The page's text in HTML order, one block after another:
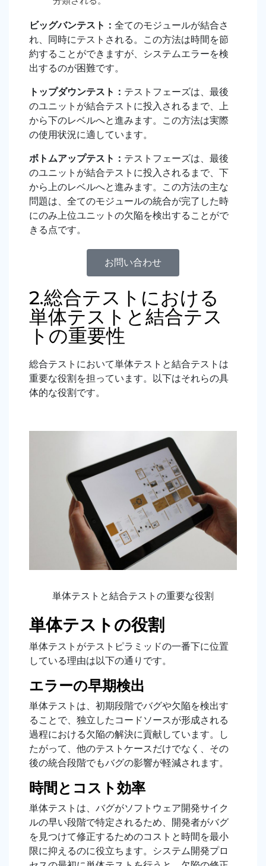
ビッグバンテスト： 全てのモジュールが結合さ
れ、同時にテストされる。この方法は時間を節
約することができますが、システムエラーを検
出するのが困難です。
トップダウンテスト： テストフェーズは、最後
のユニットが結合テストに投入されるまで、上
から下のレベルへと進みます。この方法は実際
の使用状況に適しています。
ボトムアップテスト： テストフェーズは、最後
のユニットが結合テストに投入されるまで、下
から上のレベルへと進みます。この方法の主な
問題は、全てのモジュールの統合が完了した時
にのみ上位ユニットの欠陥を検出することがで
きる点です。
お問い合わせ
2.総合テストにおける
単体テストと結合テス
トの重要性
総合テストにおいて単体テストと結合テストは
重要な役割を担っています。以下はそれらの具
体的な役割です。
単体テストと結合テストの重要な役割
単体テストの役割
単体テストがテストピラミッドの一番下に位置
している理由は以下の通りです。
エラーの早期検出
単体テストは、初期段階でバグや欠陥を検出す
ることで、独立したコードソースが形成される
過程における欠陥の解決に貢献しています。し
たがって、他のテストケースだけでなく、その
後の統合段階でもバグの影響が軽減されます。
時間とコスト効率
単体テストは、バグがソフトウェア開発サイク
ルの早い段階で特定されるため、開発者がバグ
を見つけて修正するためのコストと時間を最小
限に抑えるのに役立ちます。システム開発プロ